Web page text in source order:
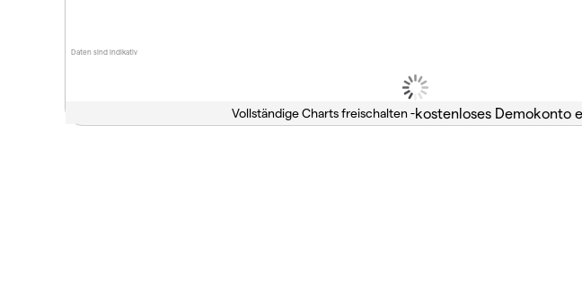
Daten sind indikativ
Vollständige Charts freischalten -